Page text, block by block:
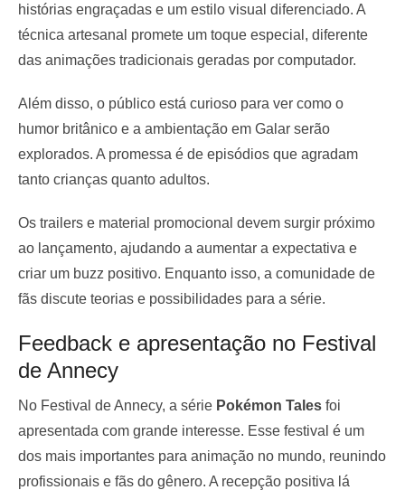
histórias engraçadas e um estilo visual diferenciado. A
técnica artesanal promete um toque especial, diferente
das animações tradicionais geradas por computador.
Além disso, o público está curioso para ver como o
humor britânico e a ambientação em Galar serão
explorados. A promessa é de episódios que agradam
tanto crianças quanto adultos.
Os trailers e material promocional devem surgir próximo
ao lançamento, ajudando a aumentar a expectativa e
criar um buzz positivo. Enquanto isso, a comunidade de
fãs discute teorias e possibilidades para a série.
Feedback e apresentação no Festival
de Annecy
No Festival de Annecy, a série Pokémon Tales foi
apresentada com grande interesse. Esse festival é um
dos mais importantes para animação no mundo, reunindo
profissionais e fãs do gênero. A recepção positiva lá